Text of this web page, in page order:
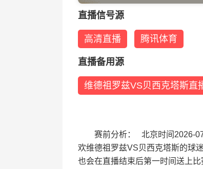
直播信号源
高清直播 腾讯体育
直播备用源
维德祖罗兹VS贝西克塔斯直
赛前分析： 北京时间2026-
欢维德祖罗兹VS贝西克塔斯的球
也会在直播结束后第一时间送上